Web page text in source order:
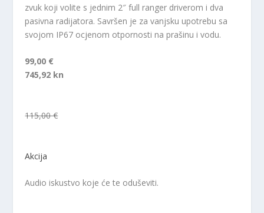
zvuk koji volite s jednim 2″ full ranger driverom i dva
pasivna radijatora. Savršen je za vanjsku upotrebu sa
svojom IP67 ocjenom otpornosti na prašinu i vodu.
99,00 €
745,92 kn
115,00 €
Akcija
Audio iskustvo koje će te oduševiti.